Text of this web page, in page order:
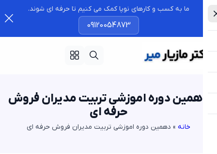
ما به کسب و کارهای نوپا کمک می کنیم تا حرفه ای شوند.
09120054873
دوره اموزشی تربیت مدیران فروش
حرفه ای
»دهمین دوره اموزشی تربیت مدیران فروش حرفه ای